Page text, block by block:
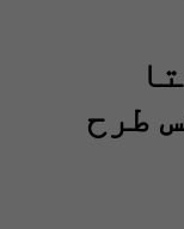
طرح